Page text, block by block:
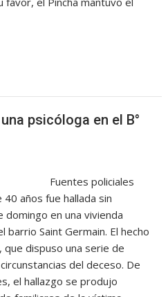
psicóloga en el B°
Fuentes policiales
años fue hallada sin
en una vivienda
barrio Saint Germain. El hecho
que dispuso una serie de
del deceso. De
el hallazgo se produjo